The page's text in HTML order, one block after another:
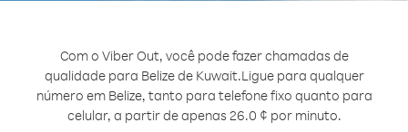
Com o Viber Out, você pode fazer chamadas de
qualidade para Belize de Kuwait.Ligue para qualquer
número em Belize, tanto para telefone fixo quanto para
celular, a partir de apenas 26.0 ¢ por minuto.